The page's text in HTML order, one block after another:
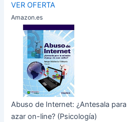
VER OFERTA
Amazon.es
Abuso de Internet: ¿Antesala
azar on-line? (Psicología)